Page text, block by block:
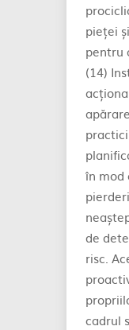
pieței
pentru
(14)
în mod
de
risc.
cadrul